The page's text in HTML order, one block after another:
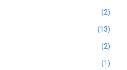
(2)
(13)
(2)
(1)